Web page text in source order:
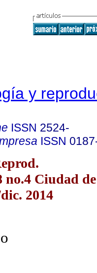
y
ISSN 2524-
ISSN
no.4 Ciudad de
2014